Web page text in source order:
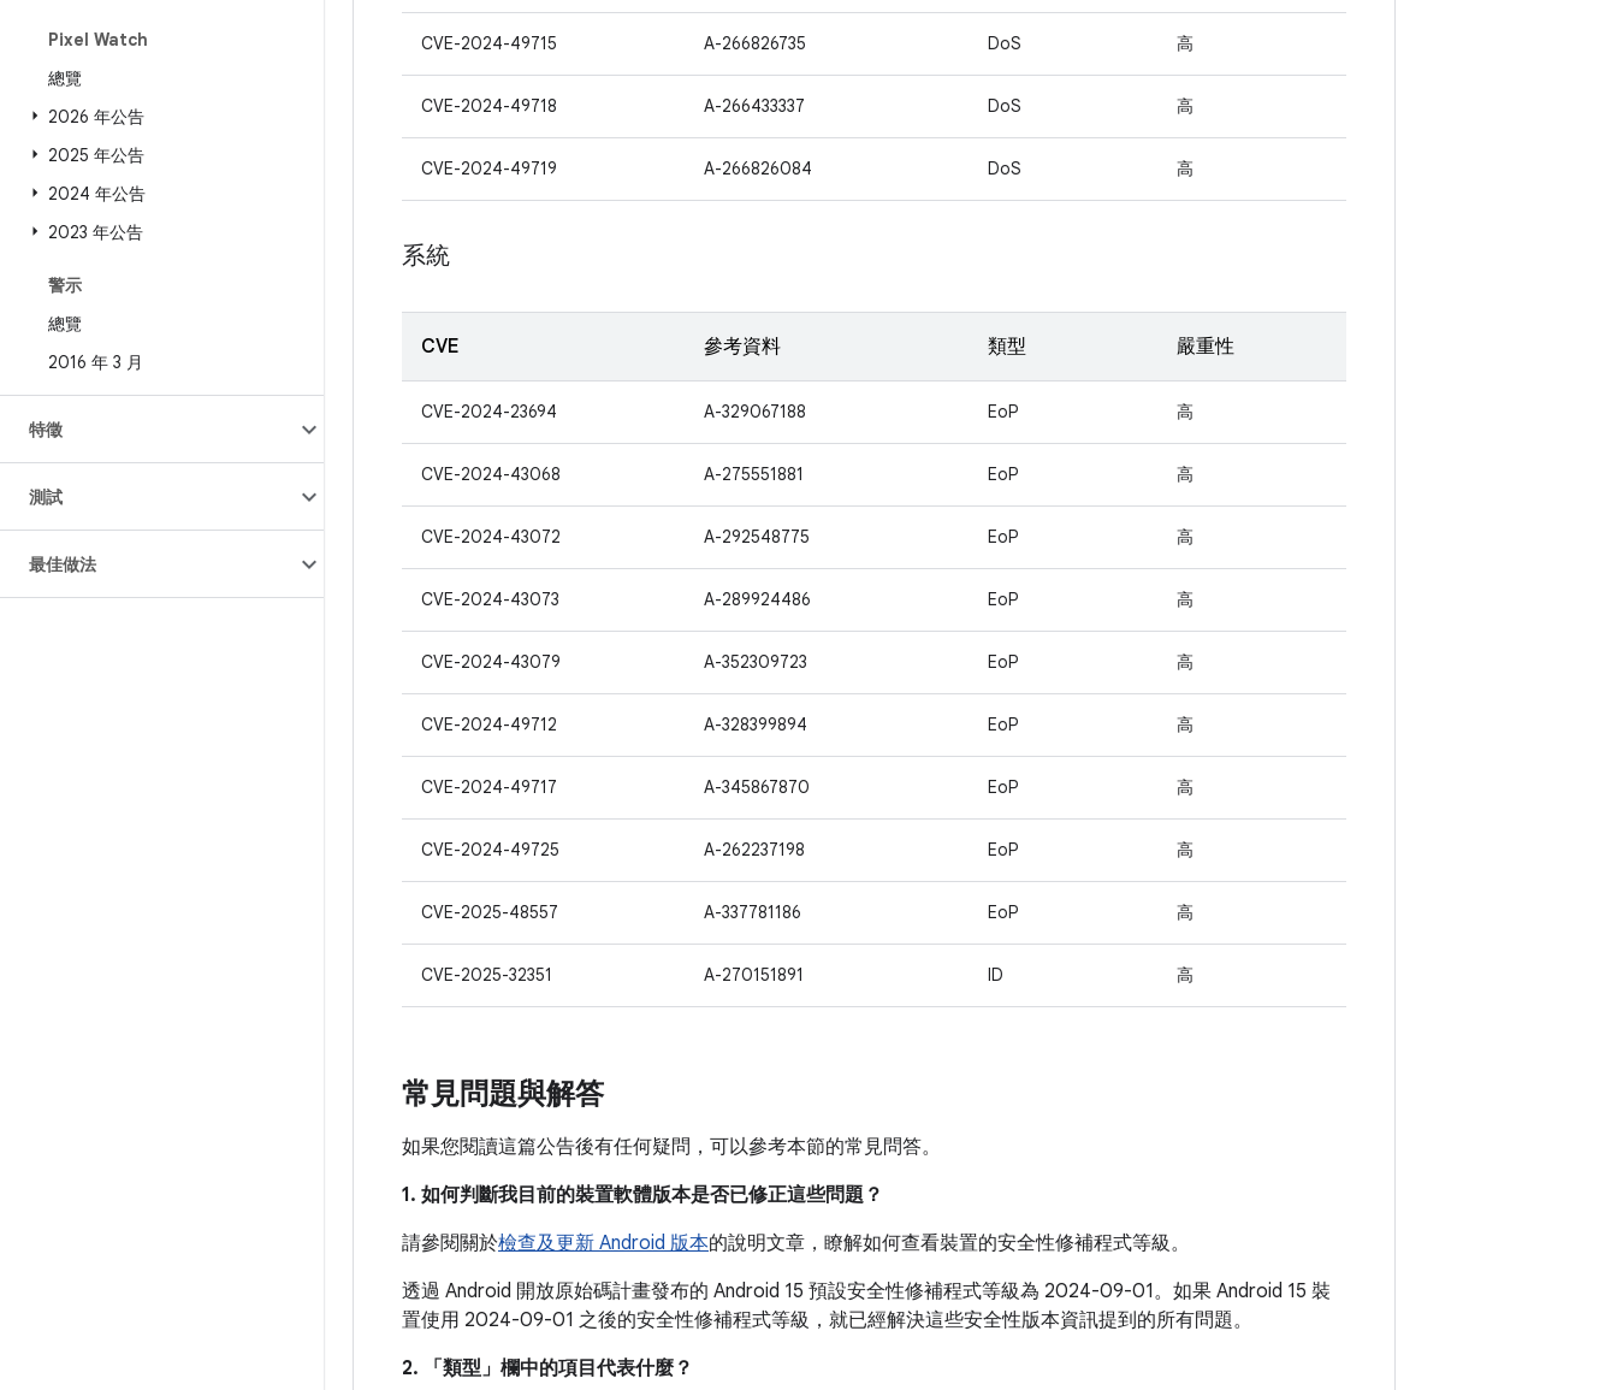
Pixel Watch
總覽
2026 年公告
2025 年公告
2024 年公告
2023 年公告
警示
總覽
2016 年 3 月
特徵
測試
最佳做法
CVE-2024-49715 A-266826735 DoS 高
CVE-2024-49718 A-266433337 DoS 高
CVE-2024-49719 A-266826084 DoS 高
系統
CVE 參考資料 類型 嚴重性
CVE-2024-23694 A-329067188 EoP 高
CVE-2024-43068 A-275551881 EoP 高
CVE-2024-43072 A-292548775 EoP 高
CVE-2024-43073 A-289924486 EoP 高
CVE-2024-43079 A-352309723 EoP 高
CVE-2024-49712 A-328399894 EoP 高
CVE-2024-49717 A-345867870 EoP 高
CVE-2024-49725 A-262237198 EoP 高
CVE-2025-48557 A-337781186 EoP 高
CVE-2025-32351 A-270151891 ID 高
常見問題與解答
如果您閱讀這篇公告後有任何疑問，可以參考本節的常見問答。
1. 如何判斷我目前的裝置軟體版本是否已修正這些問題？
請參閱關於檢查及更新 Android 版本的說明文章，瞭解如何查看裝置的安全性修補程式等級。
透過 Android 開放原始碼計畫發布的 Android 15 預設安全性修補程式等級為 2024-09-01。如果 Android 15 裝
置使用 2024-09-01 之後的安全性修補程式等級，就已經解決這些安全性版本資訊提到的所有問題。
2. 「類型」 欄中的項目代表什麼？